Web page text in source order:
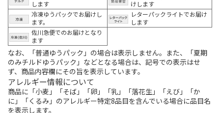
します
けします
冷凍ゆうパックでお届けし
ます。
レターパックライトでお届け
します
佐川急便でのお届けとなり
ます
なお、「普通ゆうパック」の場合は表示しません。また、「夏期
のみチルドゆうパック」などとなる場合は、記号での表示はせ
ず、商品内容欄にその旨を表示しています。
アレルギー情報について
商品に「小麦」「そば」「卵」「乳」「落花生」「えび」「か
に」「くるみ」のアレルギー特定8品目を含んでいる場合に品目名
を表示します。